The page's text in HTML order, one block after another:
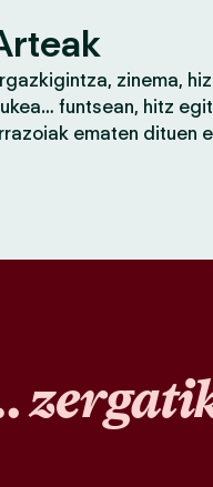
zinema,
funtsean, hitz
ematen dituen